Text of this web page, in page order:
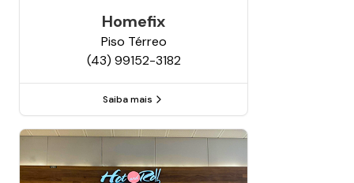
Homefix
Piso Térreo
(43) 99152-3182
Saiba mais